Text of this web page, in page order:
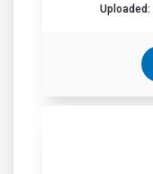
Uploaded: